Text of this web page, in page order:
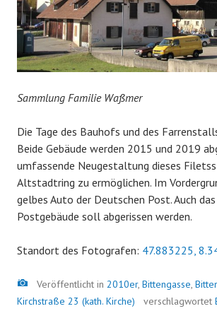
Sammlung Familie Waßmer
Die Tage des Bauhofs und des
Beide Gebäude werden 2015 und 2019
umfassende Neugestaltung dieses
Altstadtring zu ermöglichen. Im
gelbes Auto der Deutschen Post. Auch
Postgebäude soll abgerissen werden.
Standort des Fotografen: 47.883225,
Bild
Veröffentlicht in 2010er, Bittengasse,
Kirchstraße 23 (kath. Kirche)
verschlagwortet